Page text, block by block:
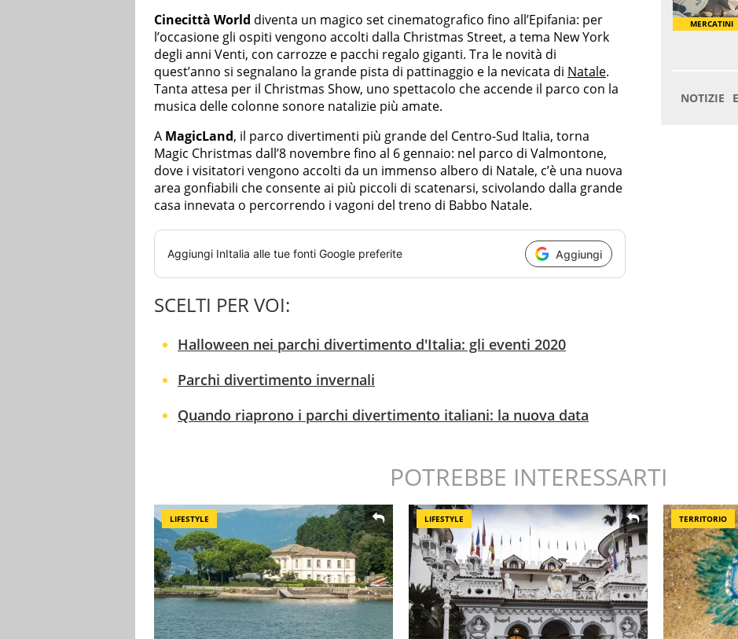
Cinecittà World diventa un magico set cinematografico fino all’Epifania: per
l’occasione gli ospiti vengono accolti dalla Christmas Street, a tema New York
degli anni Venti, con carrozze e pacchi regalo giganti. Tra le novità di
quest’anno si segnalano la grande pista di pattinaggio e la nevicata di Natale.
Tanta attesa per il Christmas Show, uno spettacolo che accende il parco con la
musica delle colonne sonore natalizie più amate.
A MagicLand, il parco divertimenti più grande del Centro-Sud Italia, torna
Magic Christmas dall’8 novembre fino al 6 gennaio: nel parco di Valmontone,
dove i visitatori vengono accolti da un immenso albero di Natale, c’è una nuova
area gonfiabili che consente ai più piccoli di scatenarsi, scivolando dalla grande
casa innevata o percorrendo i vagoni del treno di Babbo Natale.
Aggiungi InItalia alle tue fonti Google preferite Aggiungi
SCELTI PER VOI:
Halloween nei parchi divertimento d'Italia: gli eventi 2020
Parchi divertimento invernali
Quando riaprono i parchi divertimento italiani: la nuova data
POTREBBE INTERESSARTI
LIFESTYLE LIFESTYLE TERRITORIO